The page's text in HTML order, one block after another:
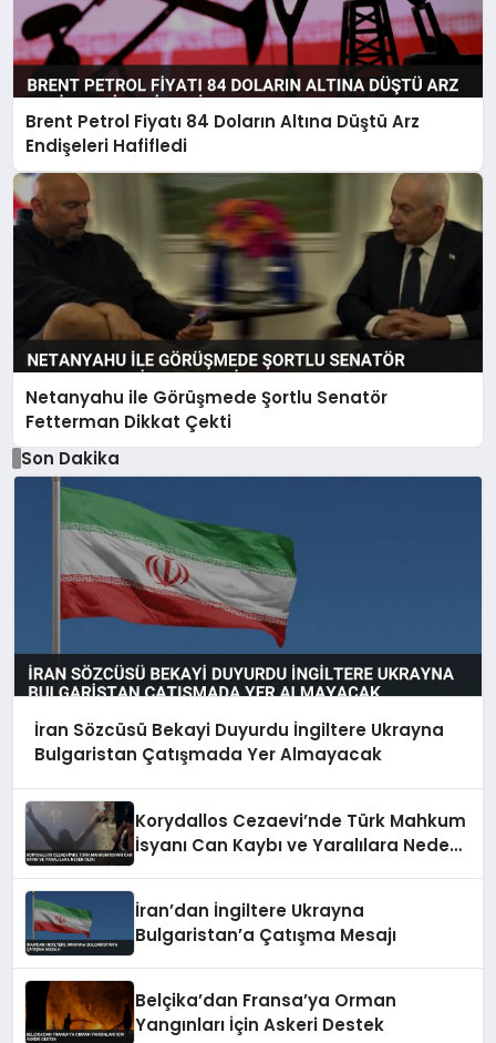
Brent Petrol Fiyatı 84 Doların Altına Düştü Arz
Endişeleri Hafifledi
Netanyahu ile Görüşmede Şortlu Senatör
Fetterman Dikkat Çekti
Son Dakika
İran Sözcüsü Bekayi Duyurdu İngiltere Ukrayna
Bulgaristan Çatışmada Yer Almayacak
Korydallos Cezaevi’nde Türk Mahkum
İsyanı Can Kaybı ve Yaralılara Neden
İran’dan İngiltere Ukrayna
Bulgaristan’a Çatışma Mesajı
Belçika’dan Fransa’ya Orman
Yangınları İçin Askeri Destek